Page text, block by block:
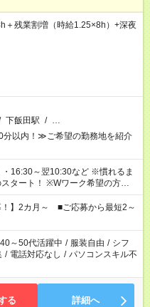
＋残業割増（時給1.25×8h）+深夜
下飯田駅 / …
以内！≫ご希望の勤務地を紹介
16:30～翌10:30など ※慣れるま
ーク希望の方へ
時間と、もう1つのお仕事の勤務
る場合は応募できません。
！】2カ月～ ■ご応募から最短2～
40～50代活躍中 / 服装自由 / シフ
/ 電話対応なし / パソコンスキル不
る 詳細へ